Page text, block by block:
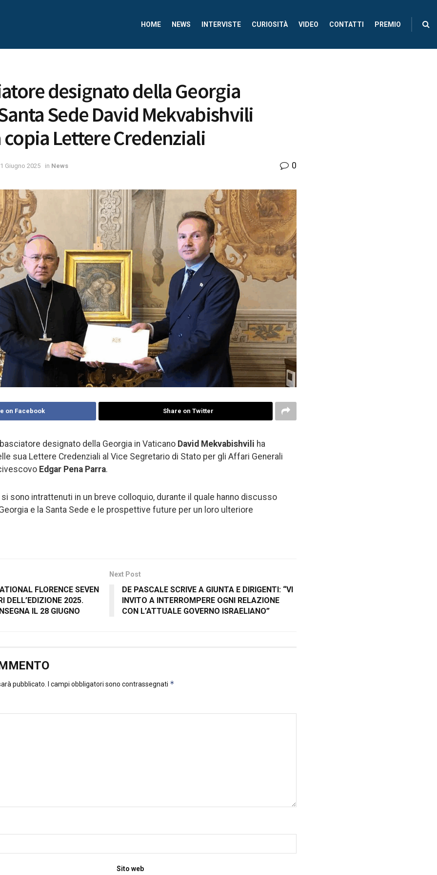
HOME NEWS INTERVISTE CURIOSITÀ VIDEO CONTATTI PREMIO
designato della Georgia
Sede David Mekvabishvili
Lettere Credenziali
1 Giugno 2025 in News 0
on Facebook Share on Twitter
designato della Georgia in Vaticano David Mekvabishvili ha
sua Lettere Credenziali al Vice Segretario di Stato per gli Affari Generali
Edgar Pena Parra.
si sono intrattenuti in un breve colloquio, durante il quale hanno discusso
e la Santa Sede e le prospettive future per un loro ulteriore
FLORENCE SEVEN
DELL’EDIZIONE 2025.
IL 28 GIUGNO
Next Post
DE PASCALE SCRIVE A GIUNTA E DIRIGENTI: “VI
INVITO A INTERROMPERE OGNI RELAZIONE
CON L’ATTUALE GOVERNO ISRAELIANO”
pubblicato. I campi obbligatori sono contrassegnati *
Sito web